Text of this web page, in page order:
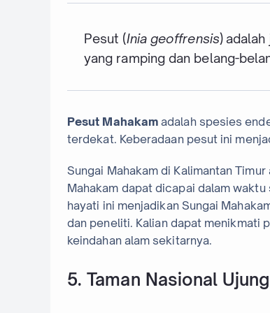
Pesut (Inia geoffrensis)
yang ramping dan belang-
Pesut Mahakam adalah spesies
terdekat. Keberadaan pesut ini
Sungai Mahakam di Kalimantan
Mahakam dapat dicapai dalam
hayati ini menjadikan Sungai
dan peneliti. Kalian dapat menikmati
keindahan alam sekitarnya.
5. Taman Nasional